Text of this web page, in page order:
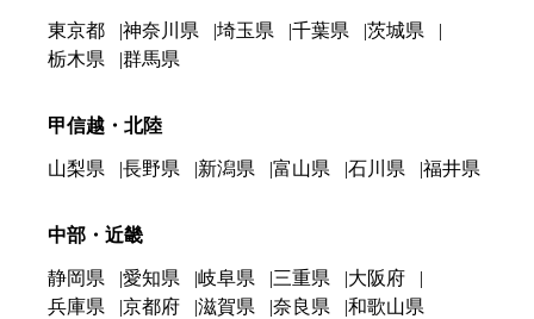
東京都 神奈川県 埼玉県 千葉県
茨城県
栃木県
群馬県
甲信越・北陸
山梨県 長野県 新潟県 富山県 石川県 福井県
中部・近畿
静岡県 愛知県 岐阜県 三重県
大阪府
兵庫県
京都府 滋賀県 奈良県 和歌山県